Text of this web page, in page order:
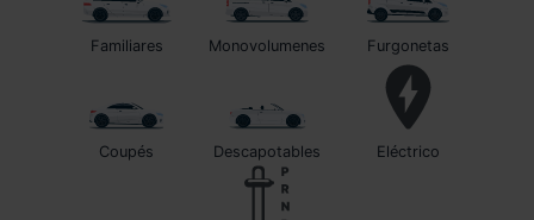
Familiares Monovolumenes Furgonetas
Coupés Descapotables Eléctrico